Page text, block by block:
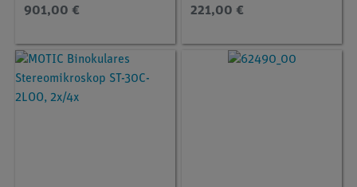
901,00 € 221,00 €